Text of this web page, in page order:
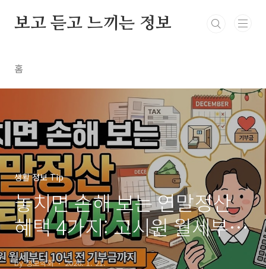
보고 듣고 느끼는 정보
홈
생활 정보 Tip
놓치면 손해 보는 연말정산
혜택 4가지: 고시원 월세부터
10년 전 기부금까지
by 정보학회 2026. 1. 21.